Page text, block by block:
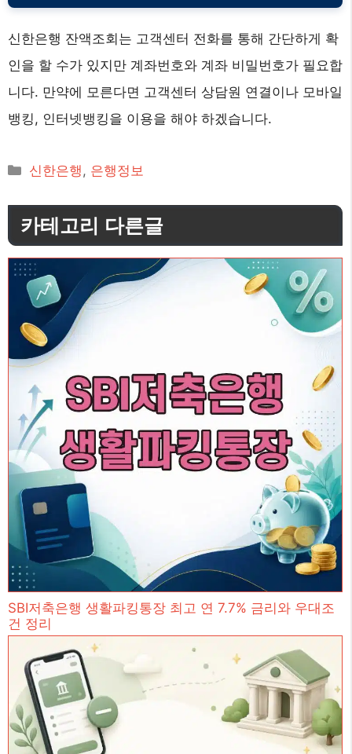
신한은행 잔액조회는 고객센터 전화를 통해 간단하게 확
인을 할 수가 있지만 계좌번호와 계좌 비밀번호가 필요합
니다. 만약에 모른다면 고객센터 상담원 연결이나 모바일
뱅킹, 인터넷뱅킹을 이용을 해야 하겠습니다.
카
고
리
신한은행, 은행정보
카테고리 다른글
SBI저축은행 생활파킹통장 최고 연 7.7% 금리와 우대조
건 정리